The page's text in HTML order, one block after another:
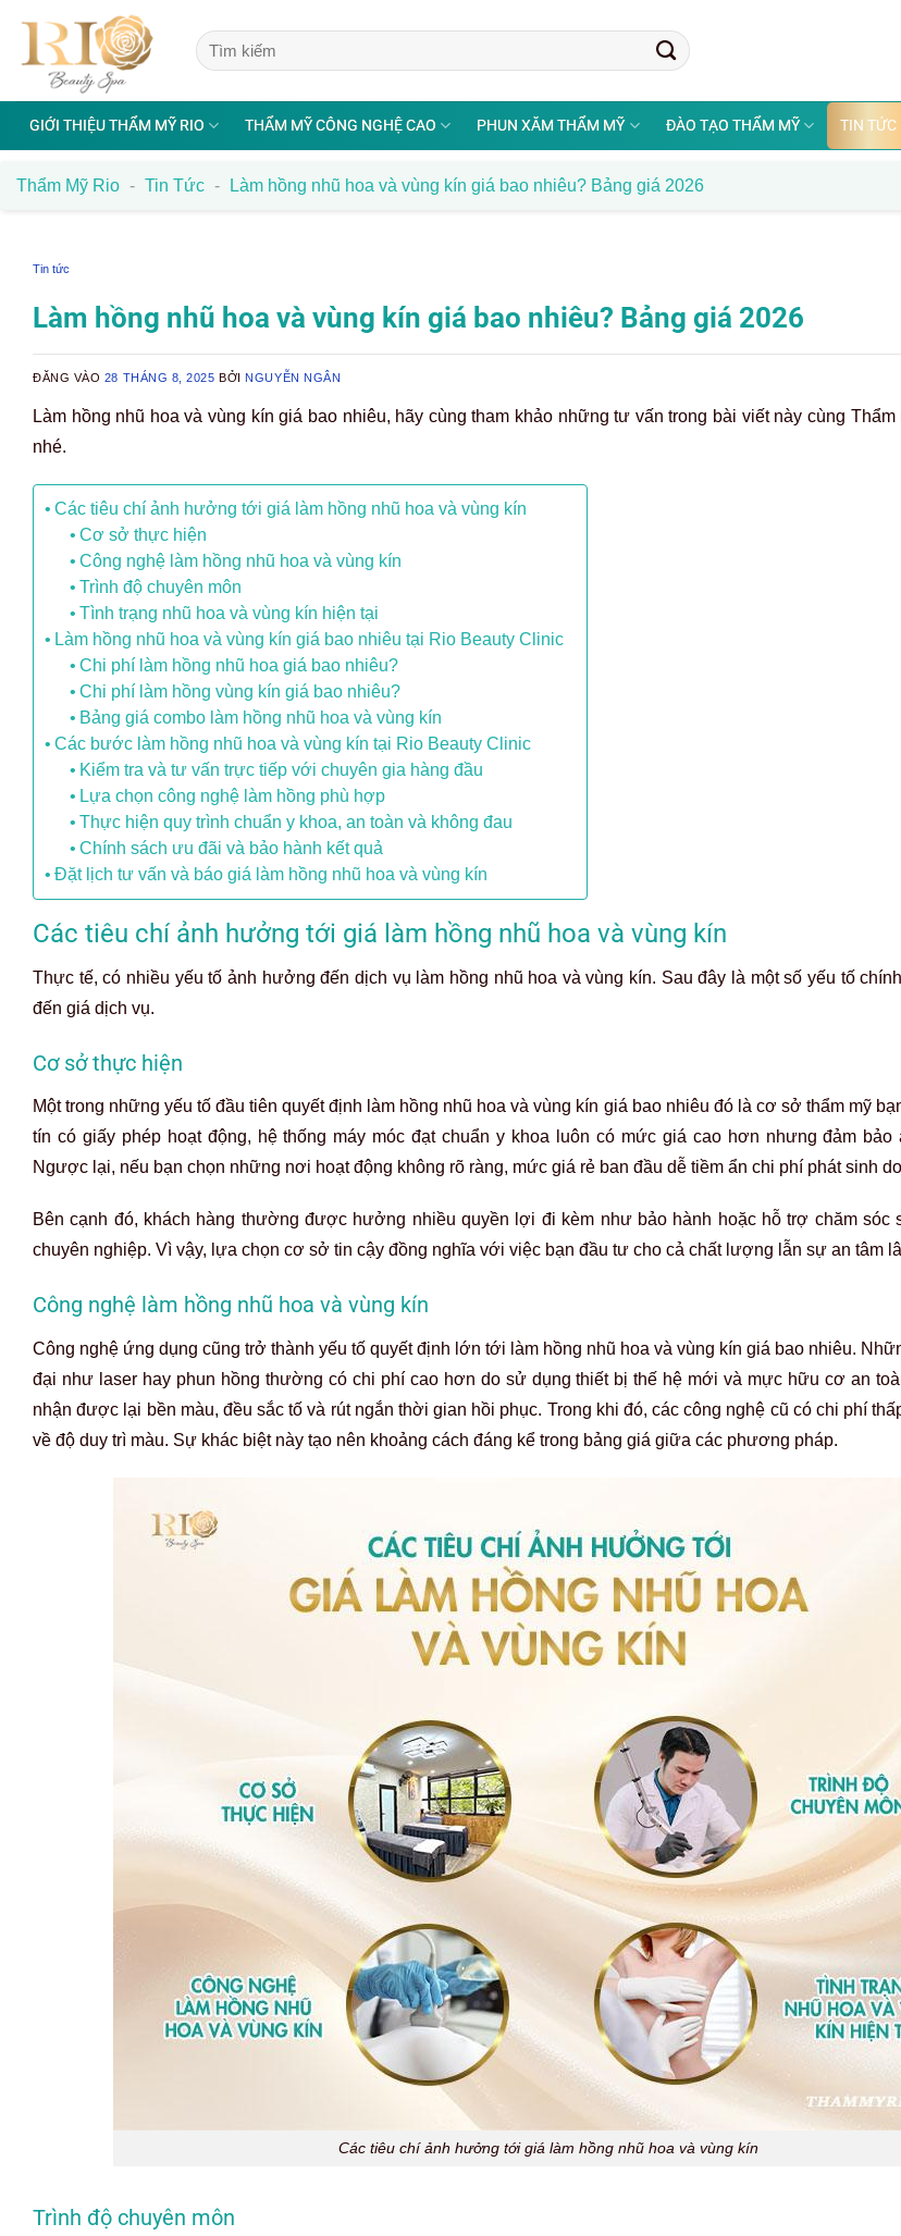
nội
GIỚI THIỆU THẨM MỸ RIO THẨM MỸ CÔNG NGHỆ CAO PHUN XĂM THẨM MỸ ĐÀO TẠO THẨM MỸ TIN TỨC
Thẩm Mỹ Rio - Tin Tức - Làm hồng nhũ hoa và vùng kín giá bao nhiêu? Bảng giá 2026
Tin tức
Làm hồng nhũ hoa và vùng kín giá bao nhiêu? Bảng giá 2026
ĐĂNG VÀO 28 THÁNG 8, 2025 BỞI NGUYỄN NGÂN
Làm hồng nhũ hoa và vùng kín giá bao nhiêu, hãy cùng tham khảo những tư vấn trong bài viết này cùng
nhé.
Các tiêu chí ảnh hưởng tới giá làm hồng nhũ hoa và vùng kín
Cơ sở thực hiện
Công nghệ làm hồng nhũ hoa và vùng kín
Trình độ chuyên môn
Tình trạng nhũ hoa và vùng kín hiện tại
Làm hồng nhũ hoa và vùng kín giá bao nhiêu tại Rio Beauty Clinic
Chi phí làm hồng nhũ hoa giá bao nhiêu?
Chi phí làm hồng vùng kín giá bao nhiêu?
Bảng giá combo làm hồng nhũ hoa và vùng kín
Các bước làm hồng nhũ hoa và vùng kín tại Rio Beauty Clinic
Kiểm tra và tư vấn trực tiếp với chuyên gia hàng đầu
Lựa chọn công nghệ làm hồng phù hợp
Thực hiện quy trình chuẩn y khoa, an toàn và không đau
Chính sách ưu đãi và bảo hành kết quả
Đặt lịch tư vấn và báo giá làm hồng nhũ hoa và vùng kín
Các tiêu chí ảnh hưởng tới giá làm hồng nhũ hoa và vùng kín
Thực tế, có nhiều yếu tố ảnh hưởng đến dịch vụ làm hồng nhũ hoa và vùng kín. Sau đây là một số yếu tố
đến giá dịch vụ.
Cơ sở thực hiện
Một trong những yếu tố đầu tiên quyết định làm hồng nhũ hoa và vùng kín giá bao nhiêu đó là cơ sở thẩm mỹ
tín có giấy phép hoạt động, hệ thống máy móc đạt chuẩn y khoa luôn có mức giá cao hơn nhưng đảm bảo
Ngược lại, nếu bạn chọn những nơi hoạt động không rõ ràng, mức giá rẻ ban đầu dễ tiềm ẩn chi phí phát sinh
Bên cạnh đó, khách hàng thường được hưởng nhiều quyền lợi đi kèm như bảo hành hoặc hỗ trợ chăm sóc
chuyên nghiệp. Vì vậy, lựa chọn cơ sở tin cậy đồng nghĩa với việc bạn đầu tư cho cả chất lượng lẫn sự an tâm
Công nghệ làm hồng nhũ hoa và vùng kín
Công nghệ ứng dụng cũng trở thành yếu tố quyết định lớn tới làm hồng nhũ hoa và vùng kín giá bao nhiêu.
đại như laser hay phun hồng thường có chi phí cao hơn do sử dụng thiết bị thế hệ mới và mực hữu cơ an
nhận được lại bền màu, đều sắc tố và rút ngắn thời gian hồi phục. Trong khi đó, các công nghệ cũ có chi phí
về độ duy trì màu. Sự khác biệt này tạo nên khoảng cách đáng kể trong bảng giá giữa các phương pháp.
Các tiêu chí ảnh hưởng tới giá làm hồng nhũ hoa và vùng kín
Trình độ chuyên môn